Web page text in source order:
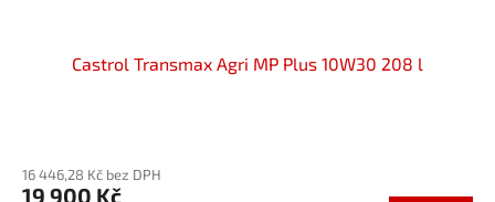
Castrol Transmax Agri MP Plus 10W30 208 l
produktu
16 446,28 Kč bez DPH
19 900 Kč